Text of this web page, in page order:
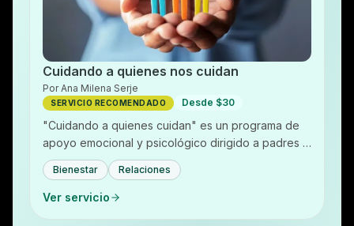
Cuidando a quienes nos cuidan
Por Ana Milena Serje
SERVICIO RECOMENDADO Desde $30
"Cuidando a quienes cuidan" es un programa de
apoyo emocional y psicológico dirigido a padres y
cuidadores de personas con discapacidad,
enfermedades…
Bienestar Relaciones
Ver servicio